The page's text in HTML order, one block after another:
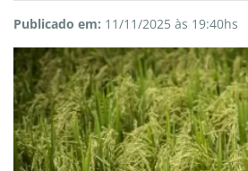
Publicado em: 11/11/2025 às 19:40hs